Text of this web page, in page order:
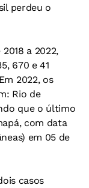
perdeu o
a 2022,
670 e 41
2022, os
Rio de
que o último
com data
em 05 de
casos